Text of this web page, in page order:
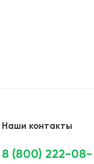
Наши контакты
8 (800) 222-08-